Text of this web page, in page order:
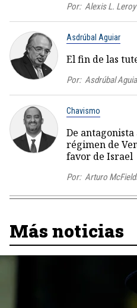
Por: Alexis L. Leroy
Asdrúbal Aguiar
El fin de las
Por: Asdrúbal
Chavismo
De
régimen de
favor de Israel
Por: Arturo
Más noticias